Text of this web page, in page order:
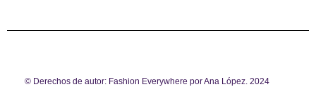
© Derechos de autor: Fashion Everywhere por Ana López. 2024